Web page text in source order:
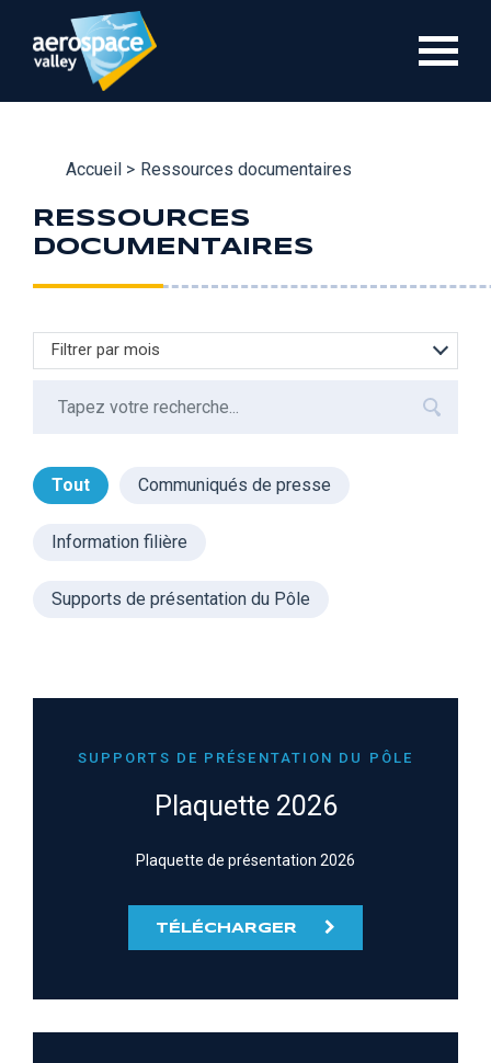
contenu
Accueil > Ressources documentaires
RESSOURCES
DOCUMENTAIRES
Filtrer par mois
Tout Communiqués de presse
Information filière
Supports de présentation du Pôle
SUPPORTS DE PRÉSENTATION DU PÔLE
Plaquette 2026
Plaquette de présentation 2026
TÉLÉCHARGER